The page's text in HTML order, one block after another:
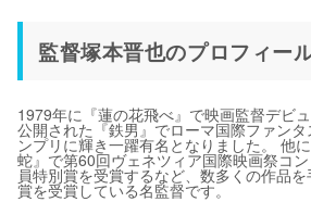
監督塚本晋也のプロフィー
1979年に『蓮の花飛べ』で映画監督デビ
公開された『鉄男』でローマ国際ファン
ンプリに輝き一躍有名となりました。 他
蛇』で第60回ヴェネツィア国際映画祭コ
員特別賞を受賞するなど、数多くの作品
賞を受賞している名監督です。